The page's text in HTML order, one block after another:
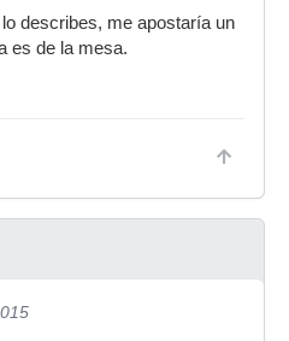
describes, me apostaría un
es de la mesa.